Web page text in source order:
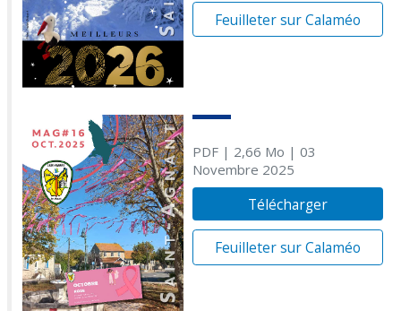
Feuilleter sur Calaméo
PDF| 2,66 Mo | 03
Novembre 2025
Télécharger
Feuilleter sur Calaméo